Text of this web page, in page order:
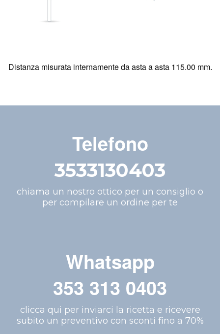
Distanza misurata internamente da asta a asta 115.00 mm.
Telefono
3533130403
chiama un nostro ottico per un consiglio o
per compilare un ordine per te
Whatsapp
353 313 0403
clicca qui per inviarci la ricetta e ricevere
subito un preventivo con sconti fino a 70%